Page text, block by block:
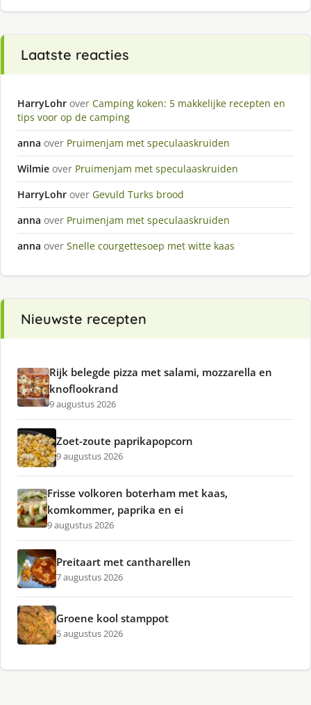
Laatste reacties
HarryLohr over Camping koken: 5 makkelijke recepten en
tips voor op de camping
anna over Pruimenjam met speculaaskruiden
Wilmie over Pruimenjam met speculaaskruiden
HarryLohr over Gevuld Turks brood
anna over Pruimenjam met speculaaskruiden
anna over Snelle courgettesoep met witte kaas
Nieuwste recepten
Rijk belegde pizza met salami, mozzarella en
knoflookrand
9 augustus 2026
Zoet-zoute paprikapopcorn
9 augustus 2026
Frisse volkoren boterham met kaas,
komkommer, paprika en ei
9 augustus 2026
Preitaart met cantharellen
7 augustus 2026
Groene kool stamppot
5 augustus 2026